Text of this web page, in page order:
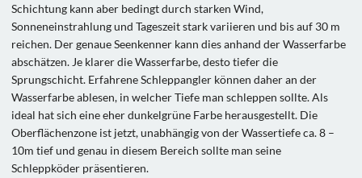
Schichtung kann aber bedingt durch starken Wind,
Sonneneinstrahlung und Tageszeit stark variieren und bis auf 30 m
reichen. Der genaue Seenkenner kann dies anhand der Wasserfarbe
abschätzen. Je klarer die Wasserfarbe, desto tiefer die
Sprungschicht. Erfahrene Schleppangler können daher an der
Wasserfarbe ablesen, in welcher Tiefe man schleppen sollte. Als
ideal hat sich eine eher dunkelgrüne Farbe herausgestellt. Die
Oberflächenzone ist jetzt, unabhängig von der Wassertiefe ca. 8 –
10m tief und genau in diesem Bereich sollte man seine
Schleppköder präsentieren.